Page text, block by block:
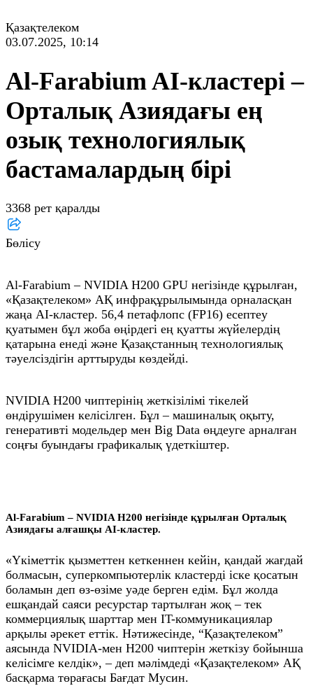
Қазақтелеком
03.07.2025, 10:14
Al‑Farabium AI‑кластері –
Орталық Азиядағы ең
озық технологиялық
бастамалардың бірі
3368 рет қаралды
Бөлісу
Al‑Farabium – NVIDIA H200 GPU негізінде құрылған,
«Қазақтелеком» АҚ инфрақұрылымында орналасқан
жаңа AI‑кластер. 56,4 петафлопс (FP16) есептеу
қуатымен бұл жоба өңірдегі ең қуатты жүйелердің
қатарына енеді және Қазақстанның технологиялық
тәуелсіздігін арттыруды көздейді.
NVIDIA H200 чиптерінің жеткізілімі тікелей
өндірушімен келісілген. Бұл – машиналық оқыту,
генеративті модельдер мен Big Data өңдеуге арналған
соңғы буындағы графикалық үдеткіштер.
Al‑Farabium – NVIDIA H200 негізінде құрылған Орталық
Азиядағы алғашқы AI‑кластер.
«Үкіметтік қызметтен кеткеннен кейін, қандай жағдай
болмасын, суперкомпьютерлік кластерді іске қосатын
боламын деп өз-өзіме уәде берген едім. Бұл жолда
ешқандай саяси ресурстар тартылған жоқ – тек
коммерциялық шарттар мен IT-коммуникациялар
арқылы әрекет еттік. Нәтижесінде, “Қазақтелеком”
аясында NVIDIA-мен H200 чиптерін жеткізу бойынша
келісімге келдік», – деп мәлімдеді «Қазақтелеком» АҚ
басқарма төрағасы Бағдат Мусин.